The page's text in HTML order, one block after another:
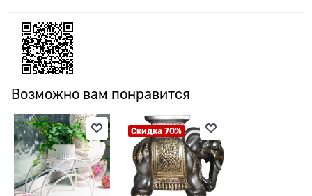
Возможно вам понравится
Скидка 70%